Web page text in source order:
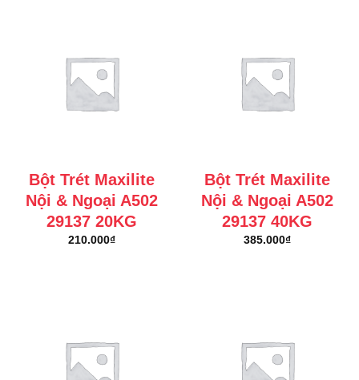
Bột Trét Maxilite
Nội & Ngoại A502
29137 20KG
210.000₫
Bột Trét Maxilite
Nội & Ngoại A502
29137 40KG
385.000₫